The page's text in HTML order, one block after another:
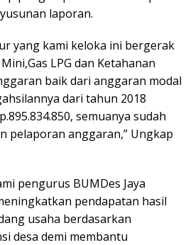
laporan.
yang kami keloka ini bergerak
LPG dan Ketahanan
baik dari anggaran modal
dari tahun 2018
semuanya sudah
pelaporan anggaran,” Ungkap
pengurus BUMDes Jaya
pendapatan hasil
usaha berdasarkan
desa demi membantu